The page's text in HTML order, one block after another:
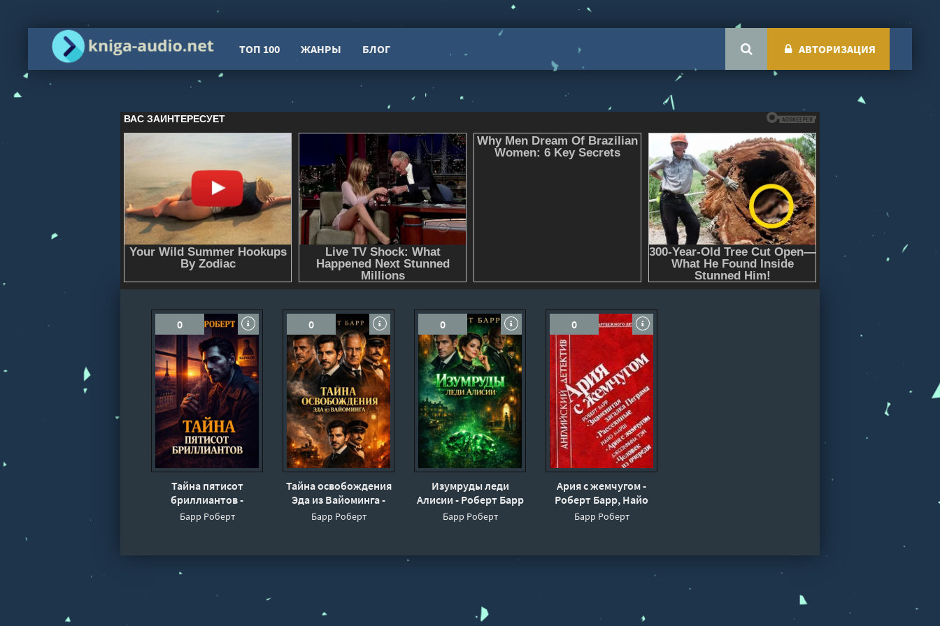
ТОП 100 ЖАНРЫ БЛОГ АВТОРИЗАЦИЯ
0
Тайна пятисот
бриллиантов -
Роберт Барр
Барр Роберт
0
Тайна освобождения
Эда из Вайоминга -
Роберт Барр
Барр Роберт
0
Изумруды леди
Алисии - Роберт Барр
Барр Роберт
0
Ария с жемчугом -
Роберт Барр, Найо
Марш, Джозефина
Барр Роберт